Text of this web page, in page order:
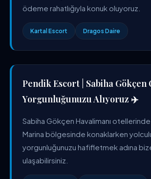
ödeme rahatlığıyla konuk oluyoruz.
Kartal Escort Dragos Daire
Pendik Escort | Sabiha Gökçen
Yorgunluğunuzu Alıyoruz ✈️
Sabiha Gökçen Havalimanı
Marina bölgesinde konaklarken
yorgunluğunuzu hafifletmek adına
ulaşabilirsiniz.